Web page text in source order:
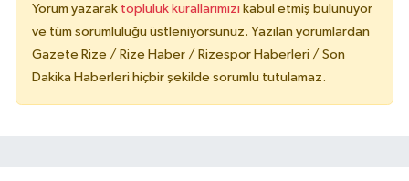
Yorum yazarak topluluk kurallarımızı kabul etmiş bulunuyor
ve tüm sorumluluğu üstleniyorsunuz. Yazılan yorumlardan
Gazete Rize / Rize Haber / Rizespor Haberleri / Son
Dakika Haberleri hiçbir şekilde sorumlu tutulamaz.